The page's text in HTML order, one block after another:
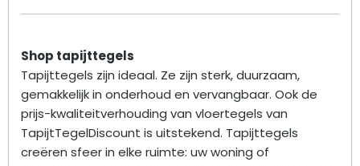
Shop tapijttegels
Tapijttegels zijn ideaal. Ze zijn sterk, duurzaam,
gemakkelijk in onderhoud en vervangbaar. Ook de
prijs-kwaliteitverhouding van vloertegels van
TapijtTegelDiscount is uitstekend. Tapijttegels
creëren sfeer in elke ruimte: uw woning of